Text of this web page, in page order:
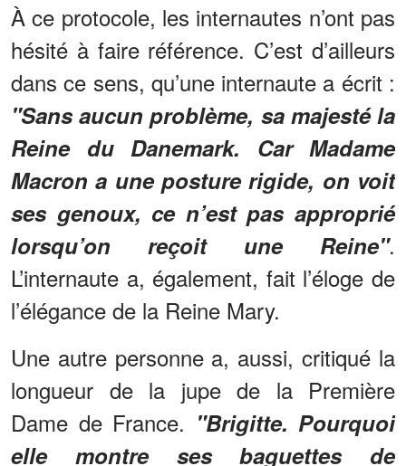
À ce protocole, les internautes n’ont pas
hésité à faire référence. C’est d’ailleurs
dans ce sens, qu’une internaute a écrit :
"Sans aucun problème, sa majesté la
Reine du Danemark. Car Madame
Macron a une posture rigide, on voit
ses genoux, ce n’est pas approprié
lorsqu’on reçoit une Reine".
L’internaute a, également, fait l’éloge de
l’élégance de la Reine Mary.
Une autre personne a, aussi, critiqué la
longueur de la jupe de la Première
Dame de France. "Brigitte. Pourquoi
elle montre ses baguettes de